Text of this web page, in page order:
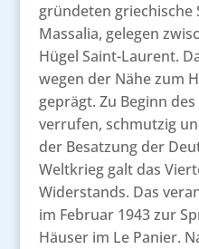
gründeten griechische
Massalia, gelegen
Hügel Saint-Laurent.
wegen der Nähe zum
geprägt. Zu Beginn
verrufen, schmutzig
der Besatzung der
Weltkrieg galt das
Widerstands. Das
im Februar 1943 zur
Häuser im Le Panier.